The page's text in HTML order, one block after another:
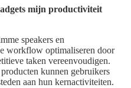
mijn productiviteit
speakers en
workflow optimaliseren door
taken vereenvoudigen.
kunnen gebruikers
aan hun kernactiviteiten.